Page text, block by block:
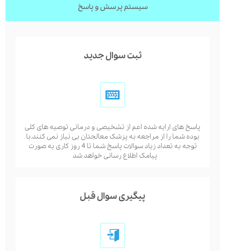
سیستم پرسش و پاسخ
ثبت سوال جدید
پاسخ های ارایه شده اعم از تشخیصی و درمانی توصیه های کلی
بوده شما را از مراجعه به پزشک معالجتان بی نیاز نمی کنند.با
توجه به تعداد زیاد سوالات پاسخ شما تا 4 روز کاری به صورت
پیامک اطلاع رسانی خواهد شد
پیگیری سوال قبل